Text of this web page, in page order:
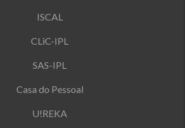
ISCAL
CLiC-IPL
SAS-IPL
Casa do Pessoal
U!REKA